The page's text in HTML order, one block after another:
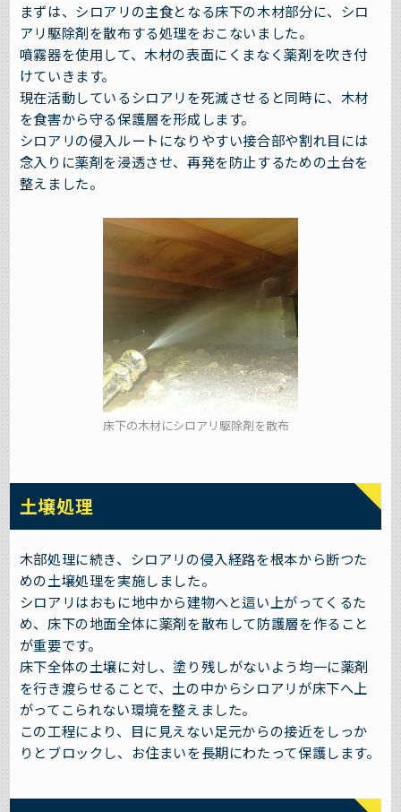
まずは、シロアリの主食となる床下の木材部分に、シロ
アリ駆除剤を散布する処理をおこないました。
噴霧器を使用して、木材の表面にくまなく薬剤を吹き付
けていきます。
現在活動しているシロアリを死滅させると同時に、木材
を食害から守る保護層を形成します。
シロアリの侵入ルートになりやすい接合部や割れ目には
念入りに薬剤を浸透させ、再発を防止するための土台を
整えました。
床下の木材にシロアリ駆除剤を散布
土壌処理
木部処理に続き、シロアリの侵入経路を根本から断つた
めの土壌処理を実施しました。
シロアリはおもに地中から建物へと這い上がってくるた
め、床下の地面全体に薬剤を散布して防護層を作ること
が重要です。
床下全体の土壌に対し、塗り残しがないよう均一に薬剤
を行き渡らせることで、土の中からシロアリが床下へ上
がってこられない環境を整えました。
この工程により、目に見えない足元からの接近をしっか
りとブロックし、お住まいを長期にわたって保護します。